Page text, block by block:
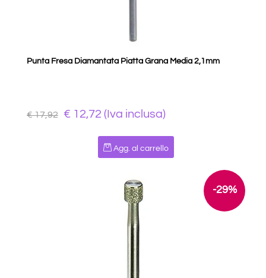
Punta Fresa Diamantata Piatta Grana Media 2,1mm
€ 17,92 € 12,72 (Iva inclusa)
Quantità
Agg. al carrello
-29%